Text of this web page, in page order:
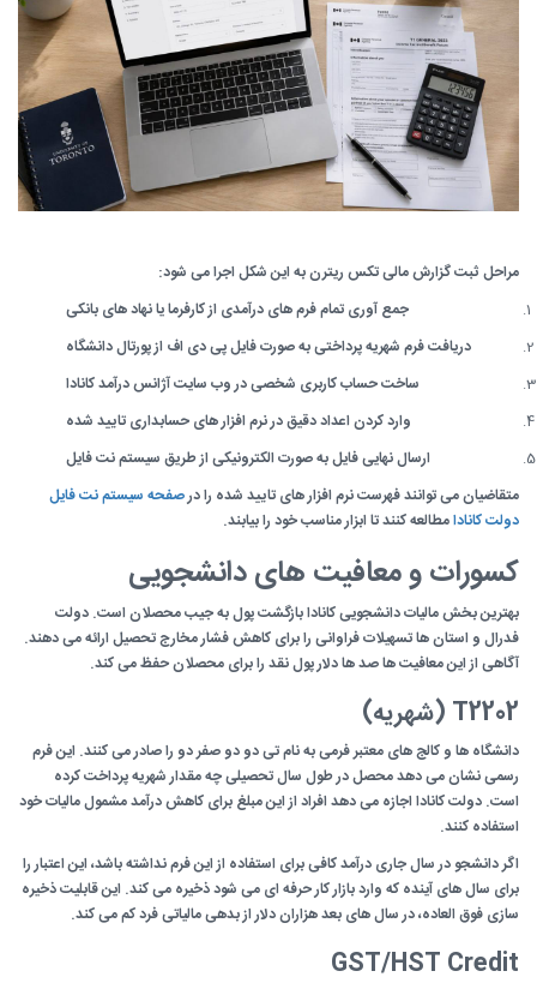
مراحل ثبت گزارش مالی تکس ریترن به این شکل اجرا می شود:
جمع آوری تمام فرم های درآمدی از کارفرما یا نهاد های بانکی
دریافت فرم شهریه پرداختی به صورت فایل پی دی اف از پورتال دانشگاه
ساخت حساب کاربری شخصی در وب سایت آژانس درآمد کانادا
وارد کردن اعداد دقیق در نرم افزار های حسابداری تایید شده
ارسال نهایی فایل به صورت الکترونیکی از طریق سیستم نت فایل
متقاضیان می توانند فهرست نرم افزار های تایید شده را درصفحه سیستم نت فایل
دولت کانادامطالعه کنند تا ابزار مناسب خود را بیابند.
کسورات و معافیت های دانشجویی
بهترین بخش مالیات دانشجویی کانادا بازگشت پول به جیب محصلان است. دولت
فدرال و استان ها تسهیلات فراوانی را برای کاهش فشار مخارج تحصیل ارائه می دهند.
آگاهی از این معافیت ها صد ها دلار پول نقد را برای محصلان حفظ می کند.
T2202 (شهریه)
دانشگاه ها و کالج های معتبر فرمی به نام تی دو دو صفر دو را صادر می کنند. این فرم
رسمی نشان می دهد محصل در طول سال تحصیلی چه مقدار شهریه پرداخت کرده
است. دولت کانادا اجازه می دهد افراد از این مبلغ برای کاهش درآمد مشمول مالیات خود
استفاده کنند.
اگر دانشجو در سال جاری درآمد کافی برای استفاده از این فرم نداشته باشد، این اعتبار را
برای سال های آینده که وارد بازار کار حرفه ای می شود ذخیره می کند. این قابلیت ذخیره
سازی فوق العاده، در سال های بعد هزاران دلار از بدهی مالیاتی فرد کم می کند.
GST/HST Credit